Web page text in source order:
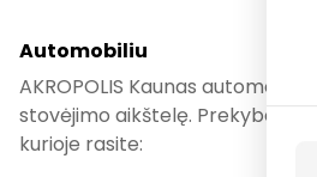
Automobiliu
AKROPOLIS Kaunas
stovėjimo aikštelę. Prekybos
kurioje rasite: